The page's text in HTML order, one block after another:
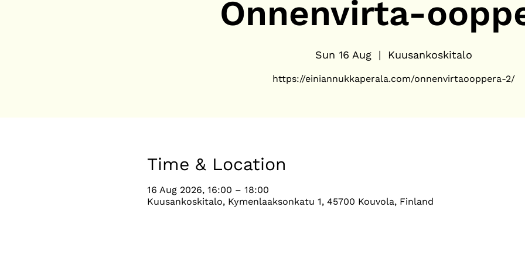
Onnenvirta-
Sun 16 Aug
  |
Kuusankoskitalo
Time & Location
16 Aug 2026, 16:00 – 18:00
Kuusankoskitalo, Kymenlaaksonkatu 1, 45700 Kouvola, Finland